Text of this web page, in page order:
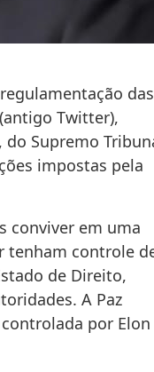
das
Twitter),
Supremo
impostas pela
conviver em uma
tenham controle
de Direito,
A Paz
por Elon